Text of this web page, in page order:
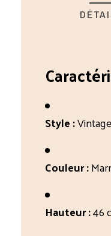
Style :
Couleur :
Hauteur :46